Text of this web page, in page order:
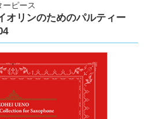
ーピース
オリンのためのパルティー